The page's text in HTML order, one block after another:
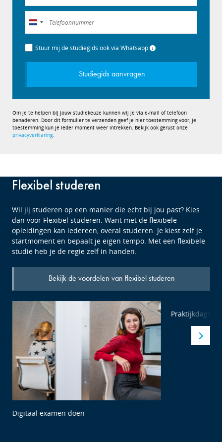
Nederland
+31
Stuur mij de studiegids ook via Whatsapp
Studiegids aanvragen
Om je te helpen bij jouw studiekeuze kunnen wij je via e-mail of telefoon
benaderen. Door dit formulier te verzenden geef je hier toestemming voor, je
toestemming kun je ieder moment weer intrekken. Bekijk ook gerust onze
privacyverklaring.
Flexibel studeren
Wil jij studeren op een manier die echt bij jou past? Kies
dan voor Flexibel studeren. Want met de flexibele
opleidingen kan iedereen, overal studeren. Je kiest zelf je
startmoment en bepaalt je eigen tempo. Met een flexibele
studie heb je de regie zelf in handen.
Bekijk de voordelen van flexibel studeren
Digitaal examen doen